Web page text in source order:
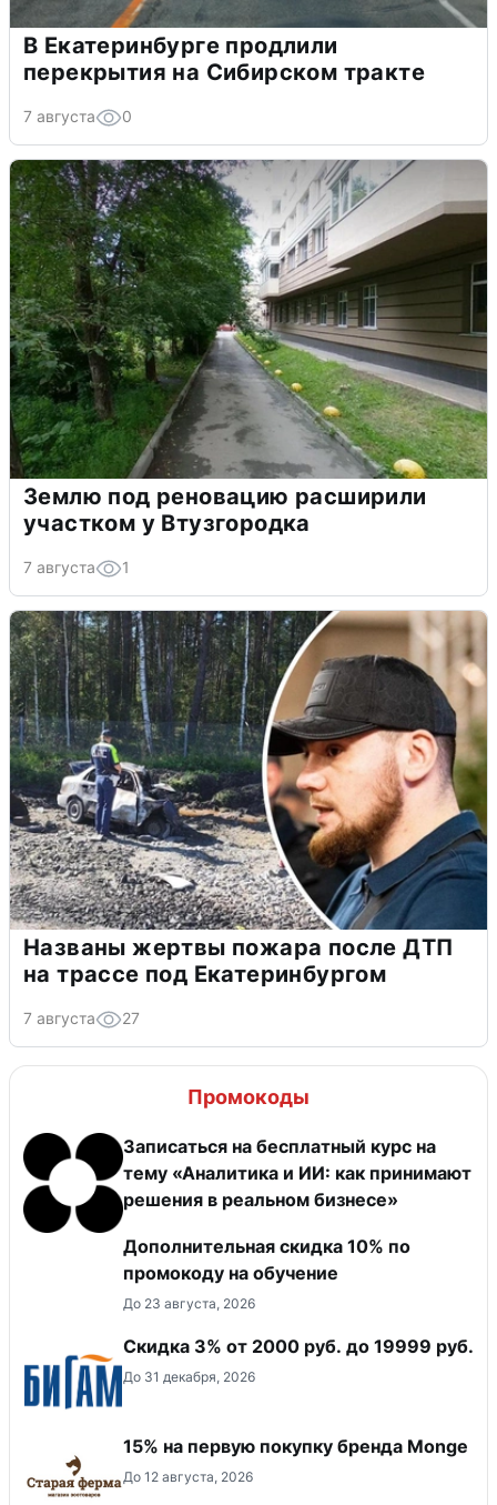
В Екатеринбурге продлили
перекрытия на Сибирском тракте
7 августа 0
Землю под реновацию расширили
участком у Втузгородка
7 августа 1
Названы жертвы пожара после ДТП
на трассе под Екатеринбургом
7 августа 27
Промокоды
Записаться на бесплатный курс на
тему «Аналитика и ИИ: как принимают
решения в реальном бизнесе»
Дополнительная скидка 10% по
промокоду на обучение
До 23 августа, 2026
​Скидка 3% от 2000 руб. до 19999 руб.
До 31 декабря, 2026
15% на первую покупку бренда Monge
До 12 августа, 2026